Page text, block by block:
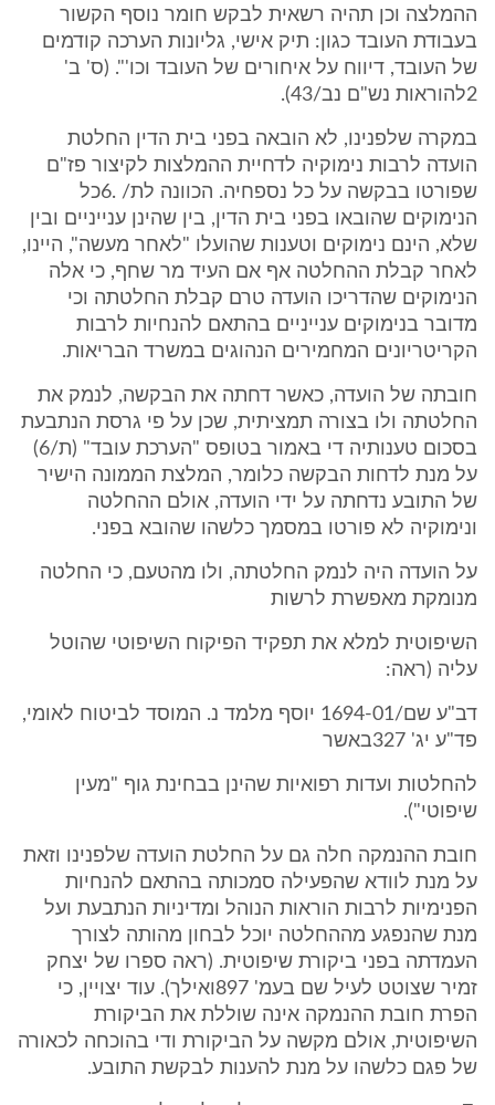
ההמלצה וכן תהיה רשאית לבקש חומר נוסף הקשור
בעבודת העובד כגון: תיק אישי, גליונות הערכה קודמים
של העובד, דיווח על איחורים של העובד וכו'". (ס' ב'
2להוראות נש"ם נב/43).
במקרה שלפנינו, לא הובאה בפני בית הדין החלטת
הועדה לרבות נימוקיה לדחיית ההמלצות לקיצור פז"ם
שפורטו בבקשה על כל נספחיה. הכוונה לת/ .6כל
הנימוקים שהובאו בפני בית הדין, בין שהינן ענייניים ובין
שלא, הינם נימוקים וטענות שהועלו "לאחר מעשה", היינו,
לאחר קבלת ההחלטה אף אם העיד מר שחף, כי אלה
הנימוקים שהדריכו הועדה טרם קבלת החלטתה וכי
מדובר בנימוקים ענייניים בהתאם להנחיות לרבות
הקריטריונים המחמירים הנהוגים במשרד הבריאות.
חובתה של הועדה, כאשר דחתה את הבקשה, לנמק את
החלטתה ולו בצורה תמציתית, שכן על פי גרסת הנתבעת
בסכום טענותיה די באמור בטופס "הערכת עובד" (ת/6)
על מנת לדחות הבקשה כלומר, המלצת הממונה הישיר
של התובע נדחתה על ידי הועדה, אולם ההחלטה
ונימוקיה לא פורטו במסמך כלשהו שהובא בפני.
על הועדה היה לנמק החלטתה, ולו מהטעם, כי החלטה
מנומקת מאפשרת לרשות
השיפוטית למלא את תפקיד הפיקוח השיפוטי שהוטל
עליה (ראה:
דב"ע שם/1694-01 יוסף מלמד נ. המוסד לביטוח לאומי,
פד"ע יג' 327באשר
להחלטות ועדות רפואיות שהינן בבחינת גוף "מעין
שיפוטי").
חובת ההנמקה חלה גם על החלטת הועדה שלפנינו וזאת
על מנת לוודא שהפעילה סמכותה בהתאם להנחיות
הפנימיות לרבות הוראות הנוהל ומדיניות הנתבעת ועל
מנת שהנפגע מההחלטה יוכל לבחון מהותה לצורך
העמדתה בפני ביקורת שיפוטית. (ראה ספרו של יצחק
זמיר שצוטט לעיל שם בעמ' 897ואילך). עוד יצויין, כי
הפרת חובת ההנמקה אינה שוללת את הביקורת
השיפוטית, אולם מקשה על הביקורת ודי בהוכחה לכאורה
של פגם כלשהו על מנת להענות לבקשת התובע.